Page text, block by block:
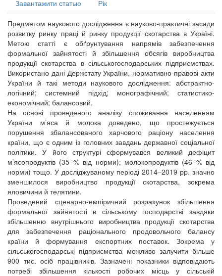
Завантажити статью Рік
Предметом наукового дослідження є науково-практичні засади
розвитку ринку праці й ринку продукції скотарства в Україні.
Метою статті є обґрунтування напрямів забезпечення
формальної зайнятості й збільшення обсягів виробництва
продукції скотарства в сільськогосподарських підприємствах.
Використано дані Держстату України, нормативно-правові акти
України й такі методи наукового дослідження: абстрактно-
логічний; системний підхід; монографічний; статистико-
економічний; балансовий.
На основі проведеного аналізу споживання населенням
України м’яса й молока доведено, що простежується
порушення збалансованого харчового раціону населення
країни, що є одним із головних завдань державної соціальної
політики. У його структурі сформувався великий дефіцит
м’ясопродуктів (35 % від норми); молокопродуктів (46 % від
норми) тощо. У досліджуваному періоді 2014–2019 рр. значно
зменшилося виробництво продукції скотарства, зокрема
яловичини й телятини.
Проведений сценарно-емпіричний розрахунок збільшення
формальної зайнятості в сільському господарстві завдяки
збільшенню внутрішнього виробництва продукції скотарства
для забезпечення раціонального продовольчого балансу
країни й формування експортних поставок. Зокрема у
сільськогосподарські підприємства можливо залучити більше
900 тис. осіб працівників. Зазначені показники відповідають
потребі збільшення кількості робочих місць у сільській